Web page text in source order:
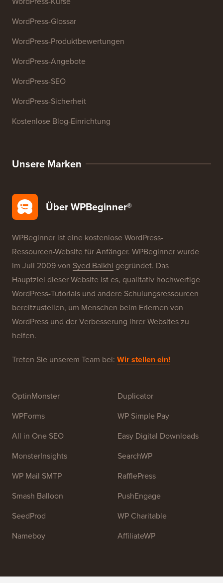
E-Mail-Signatur-Generator
27+ kostenlose Geschäftstools
Ressourcen
WordPress-Kurse
WordPress-Glossar
WordPress-Produktbewertungen
WordPress-SEO
Kostenlose Blog-Einrichtung
Unsere Marken
Über WPBeginner®
WPBeginner ist eine kostenlose WordPress-
Ressourcen-Website für Anfänger. WPBeginner wurde
Hauptziel dieser Website ist es, qualitativ hochwertige
WordPress und der Verbesserung ihrer Websites zu
helfen.
Treten Sie unserem Team bei: Wir stellen ein!
OptinMonster
WPForms
All in One SEO
WP Mail SMTP
Duplicator
WP Simple Pay
Easy Digital Downloads
RafflePress